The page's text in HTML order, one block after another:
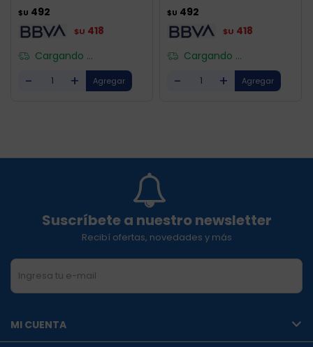
$U 492
$U 418
Cargando ...
- +
$U 492
$U 418
Cargando ...
- +
Suscríbete a nuestro newsletter
Recibí ofertas, novedades y más
MI CUENTA